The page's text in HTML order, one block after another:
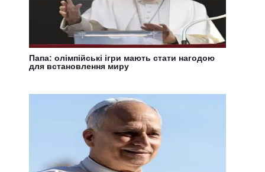
Папа: олімпійські ігри мають стати нагодою
для встановлення миру